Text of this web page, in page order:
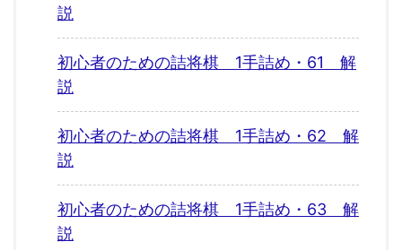
説
初心者のための詰将棋 1手詰め・61 解
説
初心者のための詰将棋 1手詰め・62 解
説
初心者のための詰将棋 1手詰め・63 解
説